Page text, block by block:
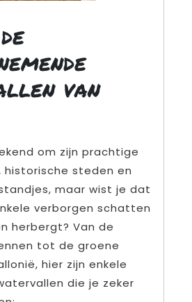
van
om zijn prachtige
historische steden en
maar wist je dat
verborgen schatten
herbergt? Van de
tot de groene
hier zijn enkele
die je zeker